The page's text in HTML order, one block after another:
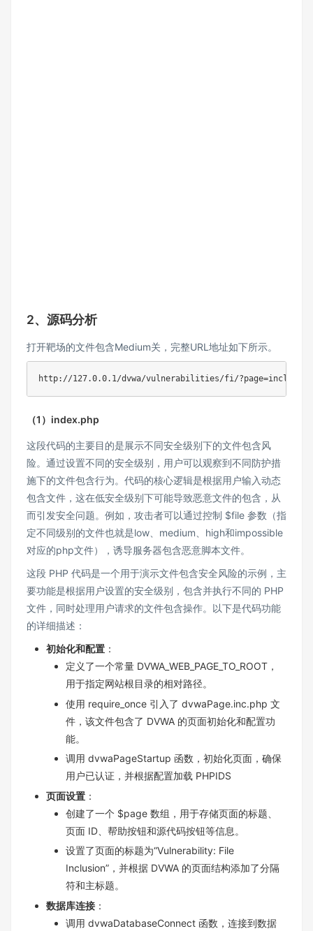
2、源码分析
打开靶场的文件包含Medium关，完整URL地址如下所示。
http://127.0.0.1/dvwa/vulnerabilities/fi/
（1）index.php
这段代码的主要目的是展示不同安全级别下的文件包含风
险。通过设置不同的安全级别，用户可以观察到不同防护措
施下的文件包含行为。代码的核心逻辑是根据用户输入动态
包含文件，这在低安全级别下可能导致恶意文件的包含，从
而引发安全问题。例如，攻击者可以通过控制 $file 参数（指
定不同级别的文件也就是low、medium、high和impossible
对应的php文件），诱导服务器包含恶意脚本文件。
这段 PHP 代码是一个用于演示文件包含安全风险的示例，主
要功能是根据用户设置的安全级别，包含并执行不同的 PHP
文件，同时处理用户请求的文件包含操作。以下是代码功能
的详细描述：
初始化和配置 ：
定义了一个常量 DVWA_WEB_PAGE_TO_ROOT，
用于指定网站根目录的相对路径。
使用 require_once 引入了 dvwaPage.inc.php 文
件，该文件包含了 DVWA 的页面初始化和配置功
能。
调用 dvwaPageStartup 函数，初始化页面，确保
用户已认证，并根据配置加载 PHPIDS
页面设置 ：
创建了一个 $page 数组，用于存储页面的标题、
页面 ID、帮助按钮和源代码按钮等信息。
设置了页面的标题为“Vulnerability: File
Inclusion”，并根据 DVWA 的页面结构添加了分隔
符和主标题。
数据库连接 ：
调用 dvwaDatabaseConnect 函数，连接到数据